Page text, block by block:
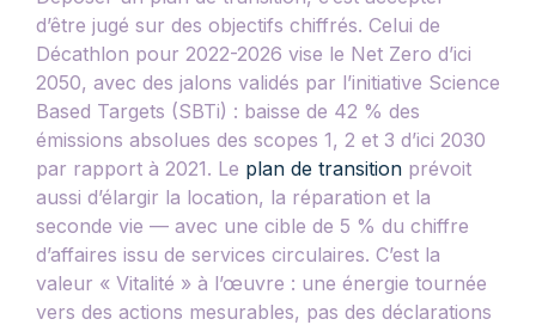
d’être jugé sur des objectifs chiffrés. Celui de
Décathlon pour 2022-2026 vise le Net Zero d’ici
2050, avec des jalons validés par l’initiative Science
Based Targets (SBTi) : baisse de 42 % des
émissions absolues des scopes 1, 2 et 3 d’ici 2030
par rapport à 2021. Le plan de transition prévoit
aussi d’élargir la location, la réparation et la
seconde vie — avec une cible de 5 % du chiffre
d’affaires issu de services circulaires. C’est la
valeur « Vitalité » à l’œuvre : une énergie tournée
vers des actions mesurables, pas des déclarations